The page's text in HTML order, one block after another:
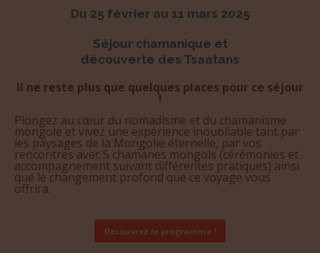
Du 25 février au 11 mars 2025
Séjour chamanique et
découverte des Tsaatans
Il ne reste plus que quelques places pour ce séjour
!
Plongez au cœur du nomadisme et du chamanisme
mongole et vivez une expérience inoubliable tant par
les paysages de la Mongolie éternelle, par vos
rencontres avec 5 chamanes mongols (cérémonies et
accompagnement suivant différentes pratiques) ainsi
que le changement profond que ce voyage vous
offrira.
Découvrez le programme !